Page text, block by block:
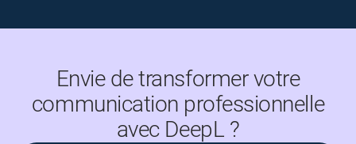
Envie de transformer votre
communication professionnelle
avec DeepL ?